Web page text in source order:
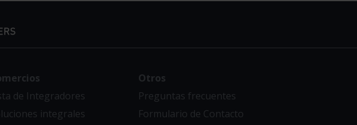
de Integradores
integrales
Otros
Preguntas frecuentes
Formulario de Contacto